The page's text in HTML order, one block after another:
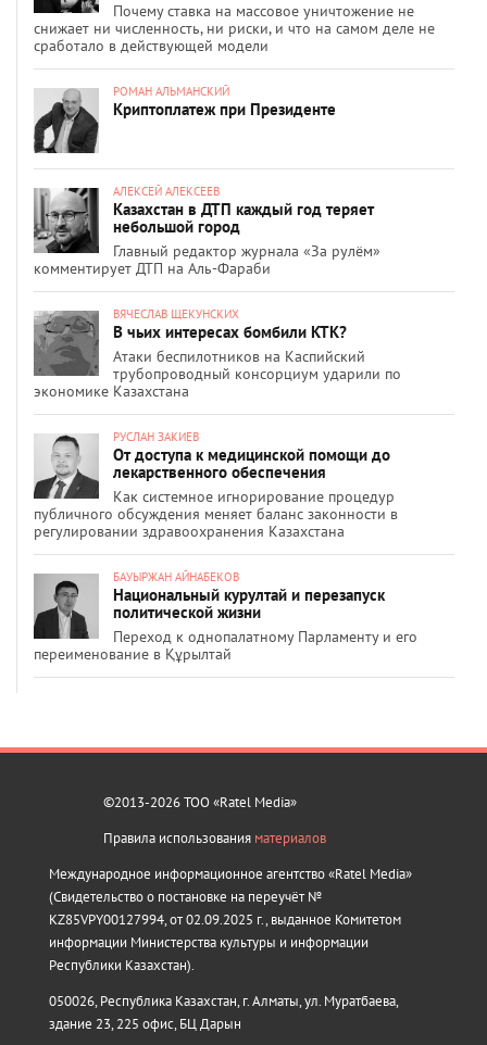
Почему ставка на массовое уничтожение не
снижает ни численность, ни риски, и что на самом деле не
сработало в действующей модели
РОМАН АЛЬМАНСКИЙ
Криптоплатеж при Президенте
АЛЕКСЕЙ АЛЕКСЕЕВ
Казахстан в ДТП каждый год теряет
небольшой город
Главный редактор журнала «За рулём»
комментирует ДТП на Аль-Фараби
ВЯЧЕСЛАВ ЩЕКУНСКИХ
В чьих интересах бомбили КТК?
Атаки беспилотников на Каспийский
трубопроводный консорциум ударили по
экономике Казахстана
РУСЛАН ЗАКИЕВ
От доступа к медицинской помощи до
лекарственного обеспечения
Как системное игнорирование процедур
публичного обсуждения меняет баланс законности в
регулировании здравоохранения Казахстана
БАУЫРЖАН АЙНАБЕКОВ
Национальный курултай и перезапуск
политической жизни
Переход к однопалатному Парламенту и его
переименование в Құрылтай
©2013-2026 ТОО «Ratel Media»
Правила использования материалов
Международное информационное агентство «Ratel Media»
(Свидетельство о постановке на переучёт №
KZ85VPY00127994, от 02.09.2025 г., выданное Комитетом
информации Министерства культуры и информации
Республики Казахстан).
050026, Республика Казахстан, г. Алматы, ул. Муратбаева,
здание 23, 225 офис, БЦ Дарын